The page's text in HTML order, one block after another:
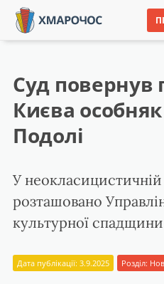
Суд повернув
Києва
Подолі
У неокласицистичній
розташовано
культурної
Дата публікації: 3.9.2025 Розділ: